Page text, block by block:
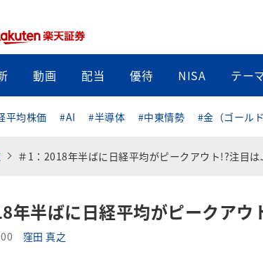
動画 配当 優待 NISA テー
平均株価 #AI #半導体 #中東情勢 #金（ゴールド
＃1：2018年半ばに日経平均がピークアウト!?注目は
年半ばに日経平均がピークア
窪田 真之